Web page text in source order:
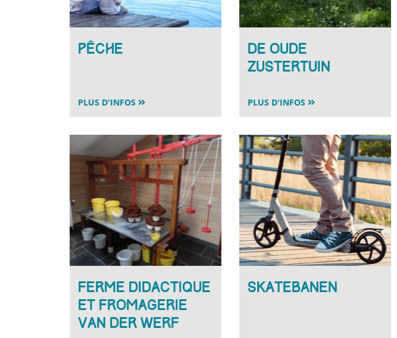
Pêche
PLUS D'INFOS
De Oude
Zustertuin
PLUS D'INFOS
Ferme didactique
et fromagerie
Van der Werf
Skatebanen